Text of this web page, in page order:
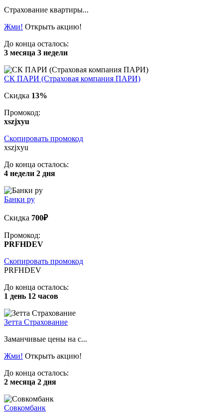
Страхование квартиры...
Жми! Открыть акцию!
До конца осталось:
3 месяца 3 недели
СК ПАРИ (Страховая компания ПАРИ)
Скидка 13%
Промокод:
xszjxyu
Скопировать промокод
xszjxyu
До конца осталось:
4 недели 2 дня
Банки ру
Скидка 700₽
Промокод:
PRFHDEV
Скопировать промокод
PRFHDEV
До конца осталось:
1 день 12 часов
Зетта Страхование
Заманчивые цены на с...
Жми! Открыть акцию!
До конца осталось:
2 месяца 2 дня
Совкомбанк